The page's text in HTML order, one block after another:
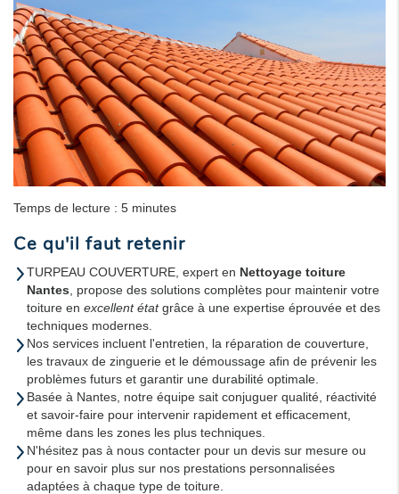
Temps de lecture : 5 minutes
Ce qu'il faut retenir
TURPEAU COUVERTURE, expert en Nettoyage toiture
Nantes , propose des solutions complètes pour maintenir votre
toiture en excellent étatgrâce à une expertise éprouvée et des
techniques modernes.
Nos services incluent l'entretien, la réparation de couverture,
les travaux de zinguerie et le démoussage afin de prévenir les
problèmes futurs et garantir une durabilité optimale.
Basée à Nantes, notre équipe sait conjuguer qualité, réactivité
et savoir-faire pour intervenir rapidement et efficacement,
même dans les zones les plus techniques.
N'hésitez pas à nous contacter pour un devis sur mesure ou
pour en savoir plus sur nos prestations personnalisées
adaptées à chaque type de toiture.